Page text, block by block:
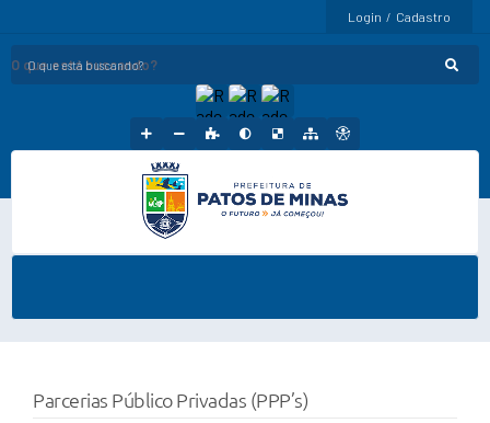
Login / Cadastro
O que está buscando?
Parcerias Público Privadas (PPP’s)